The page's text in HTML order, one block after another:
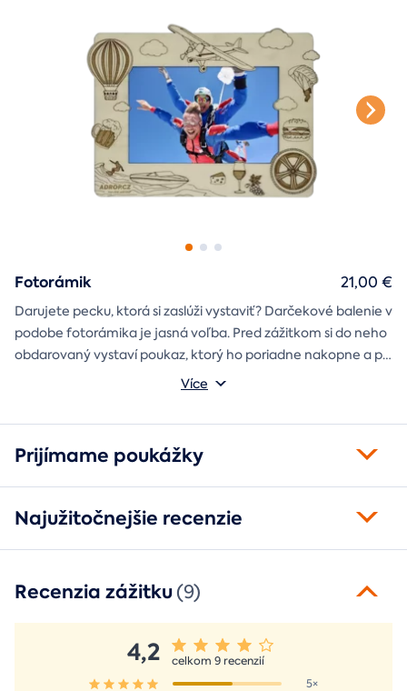
Fotorámik
Darujete pecku, ktorá si zaslúži vystaviť? Darčekové balenie v
podobe fotorámika je jasná voľba. Pred zážitkom si do neho
obdarovaný vystaví poukaz, ktorý ho poriadne nakopne a po
absolvovaní tam poputuje fotka zo zážitku, ktorá pri každom
Môžete vybrať z motívov balónový, tunelový a univerzálny
Více
21,00 €
Prijímame poukážky
Najužitočnejšie recenzie
Recenzia zážitku(9)
4,2
celkom 9 recenzií
5×